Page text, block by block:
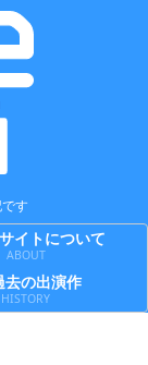
す
イトについて
ABOUT
の出演作
HISTORY